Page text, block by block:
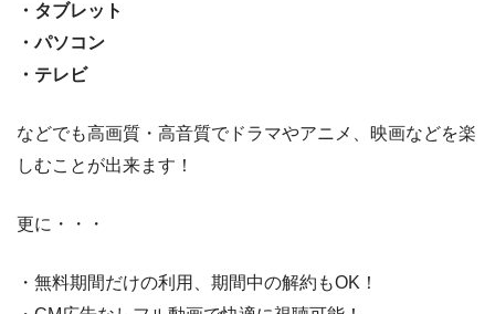
・タブレット
・パソコン
・テレビ
などでも高画質・高音質でドラマやアニメ、映画などを楽
しむことが出来ます！
更に・・・
・無料期間だけの利用、期間中の解約もOK！